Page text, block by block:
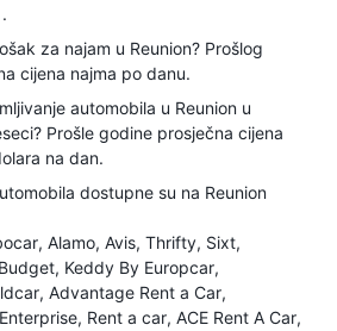
.
za najam u Reunion? Prošlog
cijena najma po danu.
automobila u Reunion u
Prošle godine prosječna cijena
na dan.
dostupne su na Reunion
Alamo Avis Thrifty Sixt
Budget Keddy By Europcar
Advantage Rent a Car
Enterprise Rent a car ACE Rent A Car